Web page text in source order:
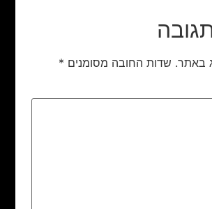
באתר. שדות החובה מסומנים *